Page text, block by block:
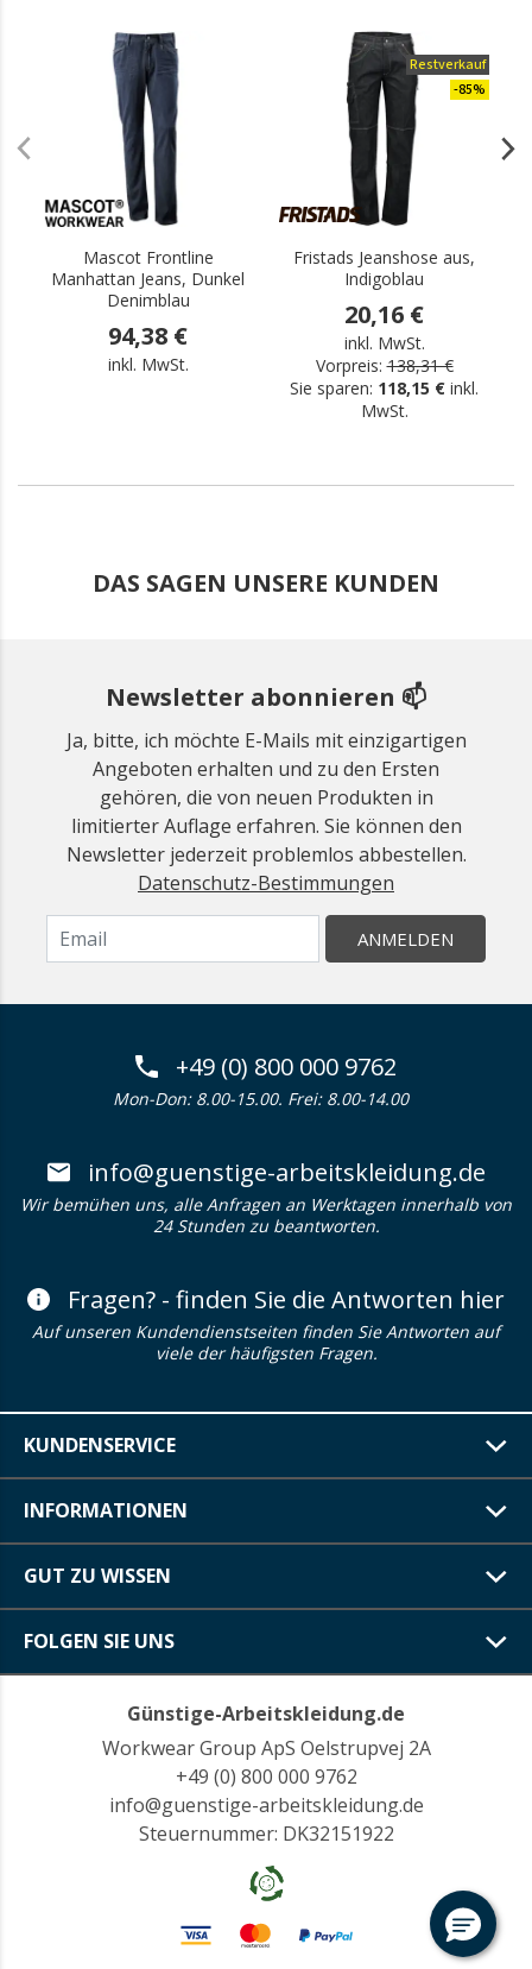
Mascot Frontline
Manhattan Jeans, Dunkel
Denimblau
94,38 €
inkl. MwSt.
Restverkauf
-85%
Fristads Jeanshose aus,
Indigoblau
20,16 €
inkl. MwSt.
Vorpreis: 138,31 €
Sie sparen: 118,15 € inkl.
MwSt.
DAS SAGEN UNSERE KUNDEN
Newsletter abonnieren 📫
Ja, bitte, ich möchte E-Mails mit einzigartigen
Angeboten erhalten und zu den Ersten
gehören, die von neuen Produkten in
limitierter Auflage erfahren. Sie können den
Newsletter jederzeit problemlos abbestellen.
Datenschutz-Bestimmungen
ANMELDEN
+49 (0) 800 000 9762
Mon-Don: 8.00-15.00. Frei: 8.00-14.00
info@guenstige-arbeitskleidung.de
Wir bemühen uns, alle Anfragen an Werktagen innerhalb von
24 Stunden zu beantworten.
Fragen? - finden Sie die Antworten hier
Auf unseren Kundendienstseiten finden Sie Antworten auf
viele der häufigsten Fragen.
KUNDENSERVICE
INFORMATIONEN
GUT ZU WISSEN
FOLGEN SIE UNS
Günstige-Arbeitskleidung.de
Workwear Group ApS Oelstrupvej 2A
+49 (0) 800 000 9762
info@guenstige-arbeitskleidung.de
Steuernummer: DK32151922